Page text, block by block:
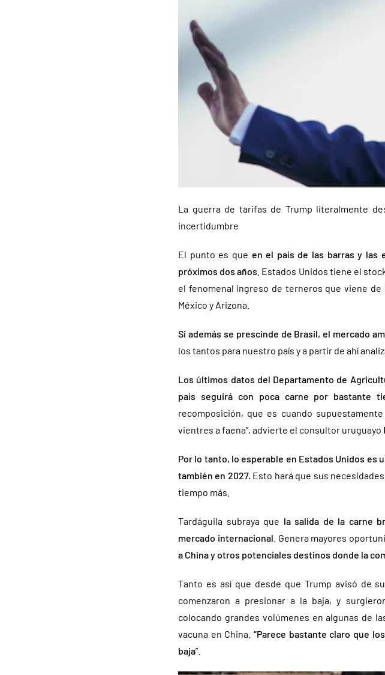
La guerra de tarifas de Trump literalmente
incertidumbre
El punto es que en el país de las barras y las
próximos dos años . Estados Unidos tiene el
el fenomenal ingreso de terneros que viene
México y Arizona.
Si además se prescinde de Brasil, el mercado
los tantos para nuestro país y a partir de ahí
Los últimos datos del Departamento de
país seguirá con poca carne por bastante
recomposición, que es cuando
vientres a faena”, advierte el consultor uruguayo
Por lo tanto, lo esperable en Estados Unidos es
también en 2027. Esto hará que sus
tiempo más.
Tardáguila subraya que la salida de la carne
mercado internacional . Genera mayores
a China y otros potenciales destinos donde la
Tanto es así que desde que Trump avisó de
comenzaron a presionar a la baja, y
colocando grandes volúmenes en algunas de
vacuna en China. “Parece bastante claro que
baja”.